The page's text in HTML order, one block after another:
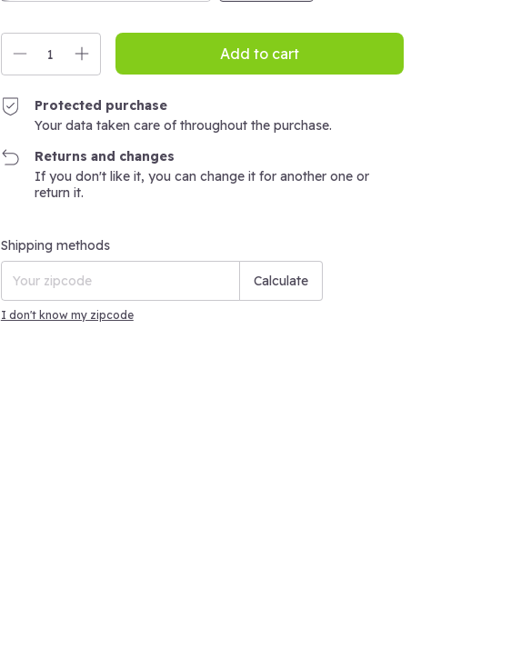
Protected purchase
Your data taken care of throughout the purchase.
Returns and changes
If you don't like it, you can change it for another one or
return it.
Shipping for zipcode:
Shipping methods
Calculate
I don't know my zipcode